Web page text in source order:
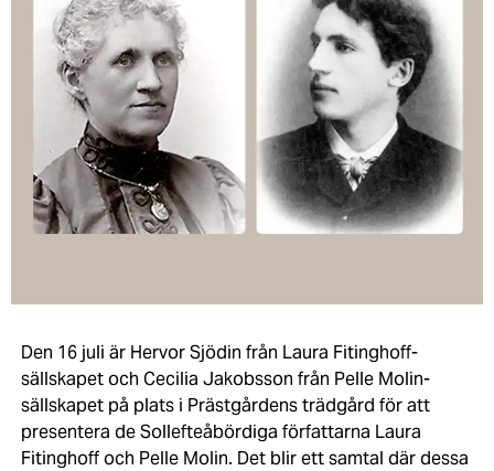
Den 16 juli är Hervor Sjödin från Laura Fitinghoff-
sällskapet och Cecilia Jakobsson från Pelle Molin-
sällskapet på plats i Prästgårdens trädgård för att
presentera de Sollefteåbördiga författarna Laura
Fitinghoff och Pelle Molin. Det blir ett samtal där dessa